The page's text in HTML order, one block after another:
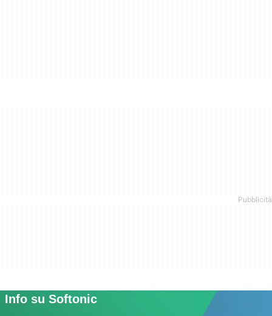
Info su Softonic